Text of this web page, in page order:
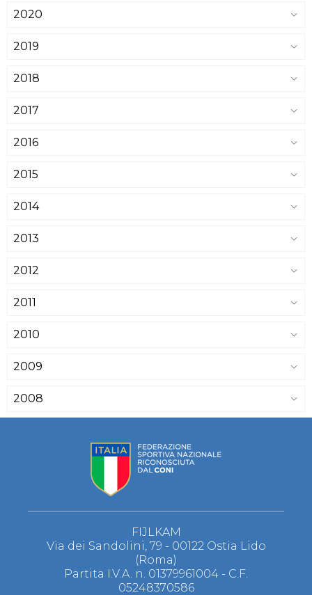
2020
2019
2018
2017
2016
2015
2014
2013
2012
2011
2010
2009
2008
FIJLKAM
Via dei Sandolini, 79 - 00122 Ostia Lido
(Roma)
Partita I.V.A. n. 01379961004 - C.F.
05248370586